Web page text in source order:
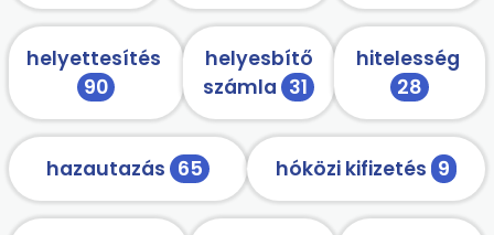
helyettesítés
90
helyesbítő
számla 31
hitelesség
28
hazautazás 65 hóközi kifizetés 9